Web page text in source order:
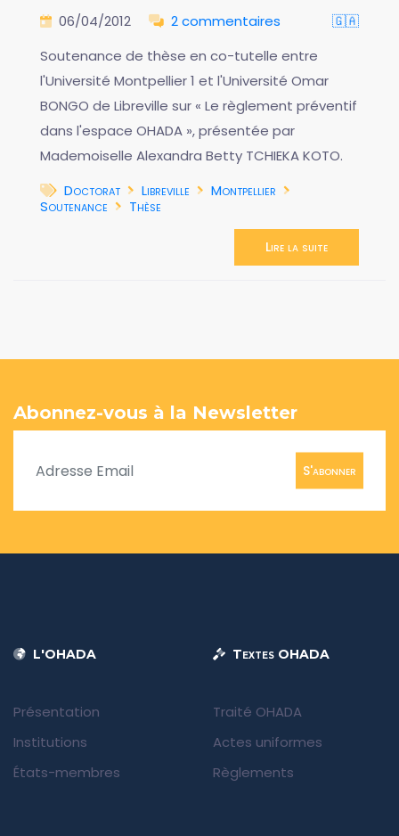
06/04/2012 2 commentaires
🇬🇦
Soutenance de thèse en co-tutelle entre
l'Université Montpellier 1 et l'Université Omar
BONGO de Libreville sur « Le règlement préventif
dans l'espace OHADA », présentée par
Mademoiselle Alexandra Betty TCHIEKA KOTO.
Doctorat
Libreville
Montpellier
Soutenance
Thèse
Lire la suite
Abonnez-vous à la Newsletter
S'abonner
L'OHADA
Présentation
Institutions
États-membres
Textes OHADA
Traité OHADA
Actes uniformes
Règlements